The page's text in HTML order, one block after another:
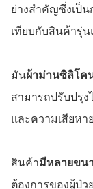
ย่างสําคัญซึ่งเป็น
เทียบกับสินค้ารุ่น
มันผ้าม่านซิลิโค
สามารถปรับปรุ
และความเสียหา
สินค้ามีหลายขน
ต้องการของผู้ป่ว